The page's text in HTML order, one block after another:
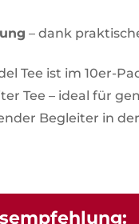
– dank
Tee ist im 10er-
Tee – ideal für
Begleiter in